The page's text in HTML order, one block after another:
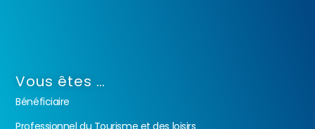
Vous êtes …
Bénéficiaire